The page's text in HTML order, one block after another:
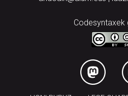
Codesyntaxek